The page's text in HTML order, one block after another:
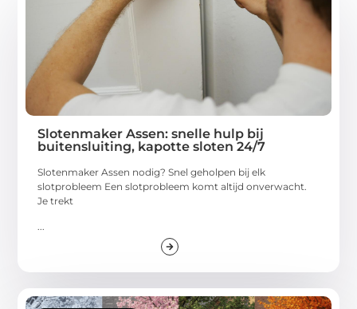
Slotenmaker Assen: snelle hulp bij
buitensluiting, kapotte sloten 24/7
Slotenmaker Assen nodig? Snel geholpen bij elk
slotprobleem Een slotprobleem komt altijd onverwacht.
Je trekt
...